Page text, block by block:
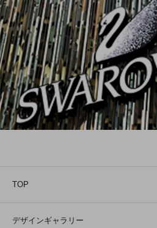
TOP
デザインギャラリー